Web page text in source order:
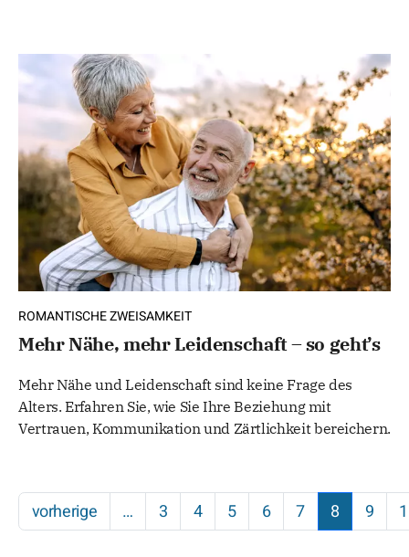
ROMANTISCHE ZWEISAMKEIT
Mehr Nähe, mehr Leidenschaft – so geht’s
Mehr Nähe und Leidenschaft sind keine Frage des
Alters. Erfahren Sie, wie Sie Ihre Beziehung mit
Vertrauen, Kommunikation und Zärtlichkeit bereichern.
vorherige … 3 4 5 6 7 8 9